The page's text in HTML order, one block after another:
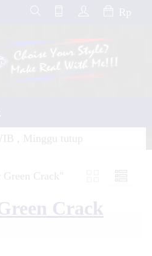
Rp
, Minggu tutup
Green Crack"
Crack